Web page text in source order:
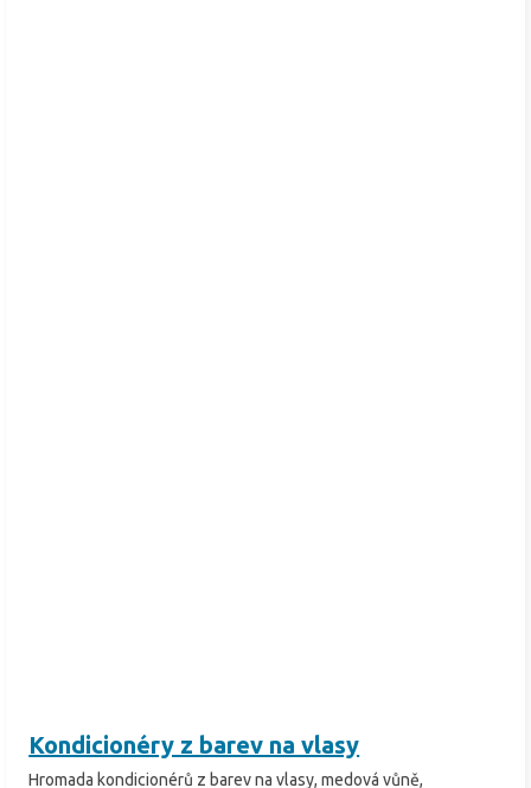
Kondicionéry z barev na vlasy
Hromada kondicionérů z barev na vlasy, medová vůně,